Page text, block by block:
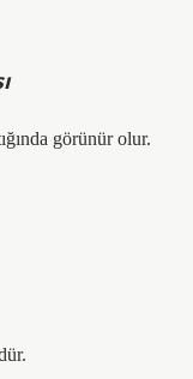
görünür olur.